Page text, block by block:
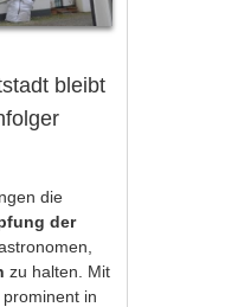
bleibt
die
der
zu halten. Mit
prominent in